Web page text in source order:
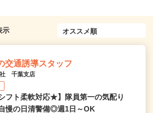
示
交通誘導スタッフ
社 千葉支店
フト柔軟対応★】隊員第一の気配り
慢の日清警備◎週1日～OK